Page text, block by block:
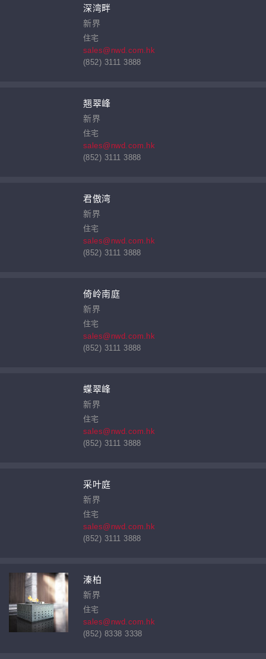
深湾畔
新界
住宅
sales@nwd.com.hk
(852) 3111 3888
翘翠峰
新界
住宅
sales@nwd.com.hk
(852) 3111 3888
君傲湾
新界
住宅
sales@nwd.com.hk
(852) 3111 3888
倚岭南庭
新界
住宅
sales@nwd.com.hk
(852) 3111 3888
蝶翠峰
新界
住宅
sales@nwd.com.hk
(852) 3111 3888
采叶庭
新界
住宅
sales@nwd.com.hk
(852) 3111 3888
溱柏
新界
住宅
sales@nwd.com.hk
(852) 8338 3338